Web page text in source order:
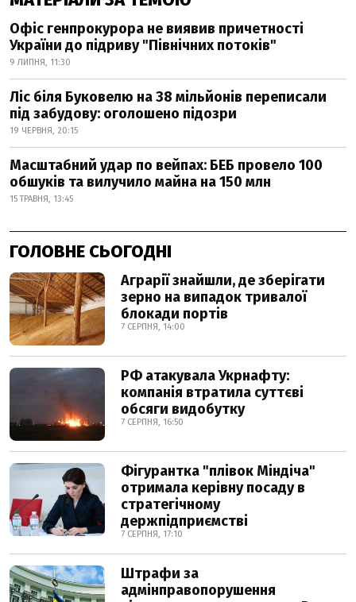
Офіс генпрокурора не виявив причетності
України до підриву "Північних потоків"
9 ЛИПНЯ, 11:30
Ліс біля Буковелю на 38 мільйонів переписали
під забудову: оголошено підозри
19 ЧЕРВНЯ, 20:15
Масштабний удар по вейпах: БЕБ провело 100
обшуків та вилучило майна на 150 млн
15 ТРАВНЯ, 13:45
ГОЛОВНЕ СЬОГОДНІ
Аграрії знайшли, де зберігати
зерно на випадок тривалої
блокади портів
7 СЕРПНЯ, 14:00
РФ атакувала Укрнафту:
компанія втратила суттєві
обсяги видобутку
7 СЕРПНЯ, 16:50
Фігурантка "плівок Міндіча"
отримала керівну посаду в
стратегічному
держпідприємстві
7 СЕРПНЯ, 17:10
Штрафи за
адмінправопорушення